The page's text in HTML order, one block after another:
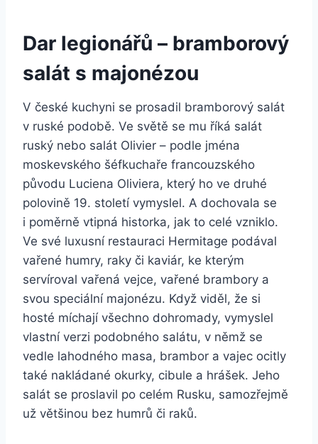
Dar legionářů – bramborový
salát s majonézou
V české kuchyni se prosadil bramborový salát
v ruské podobě. Ve světě se mu říká salát
ruský nebo salát Olivier – podle jména
moskevského šéfkuchaře francouzského
původu Luciena Oliviera, který ho ve druhé
polovině 19. století vymyslel. A dochovala se
i poměrně vtipná historka, jak to celé vzniklo.
Ve své luxusní restauraci Hermitage podával
vařené humry, raky či kaviár, ke kterým
servíroval vařená vejce, vařené brambory a
svou speciální majonézu. Když viděl, že si
hosté míchají všechno dohromady, vymyslel
vlastní verzi podobného salátu, v němž se
vedle lahodného masa, brambor a vajec ocitly
také nakládané okurky, cibule a hrášek. Jeho
salát se proslavil po celém Rusku, samozřejmě
už většinou bez humrů či raků.